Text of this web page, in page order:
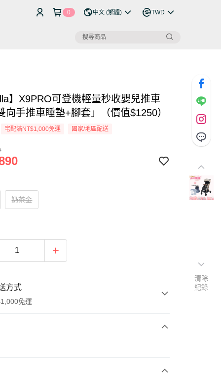
0 中文 (繁體) TWD
】X9PRO可登機輕量秒收嬰兒推車
向手推車睡墊+腳套」（價值$1250）
宅配滿NT$1,000免運 國家/地區配送
奶茶金
方式
免運
款
清除
紀錄